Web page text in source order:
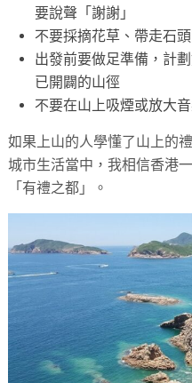
要說聲「謝謝」
不要採摘花草、帶走石
出發前要做足準備，計
已開闢的山徑
不要在山上吸煙或放大
如果上山的人學懂了山上的
城市生活當中，我相信香港
「有禮之都」。